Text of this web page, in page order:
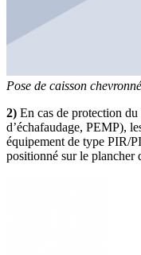
Pose de caisson
2) En cas de protection du
d’échafaudage, PEMP),
équipement de type PIR/
positionné sur le plancher